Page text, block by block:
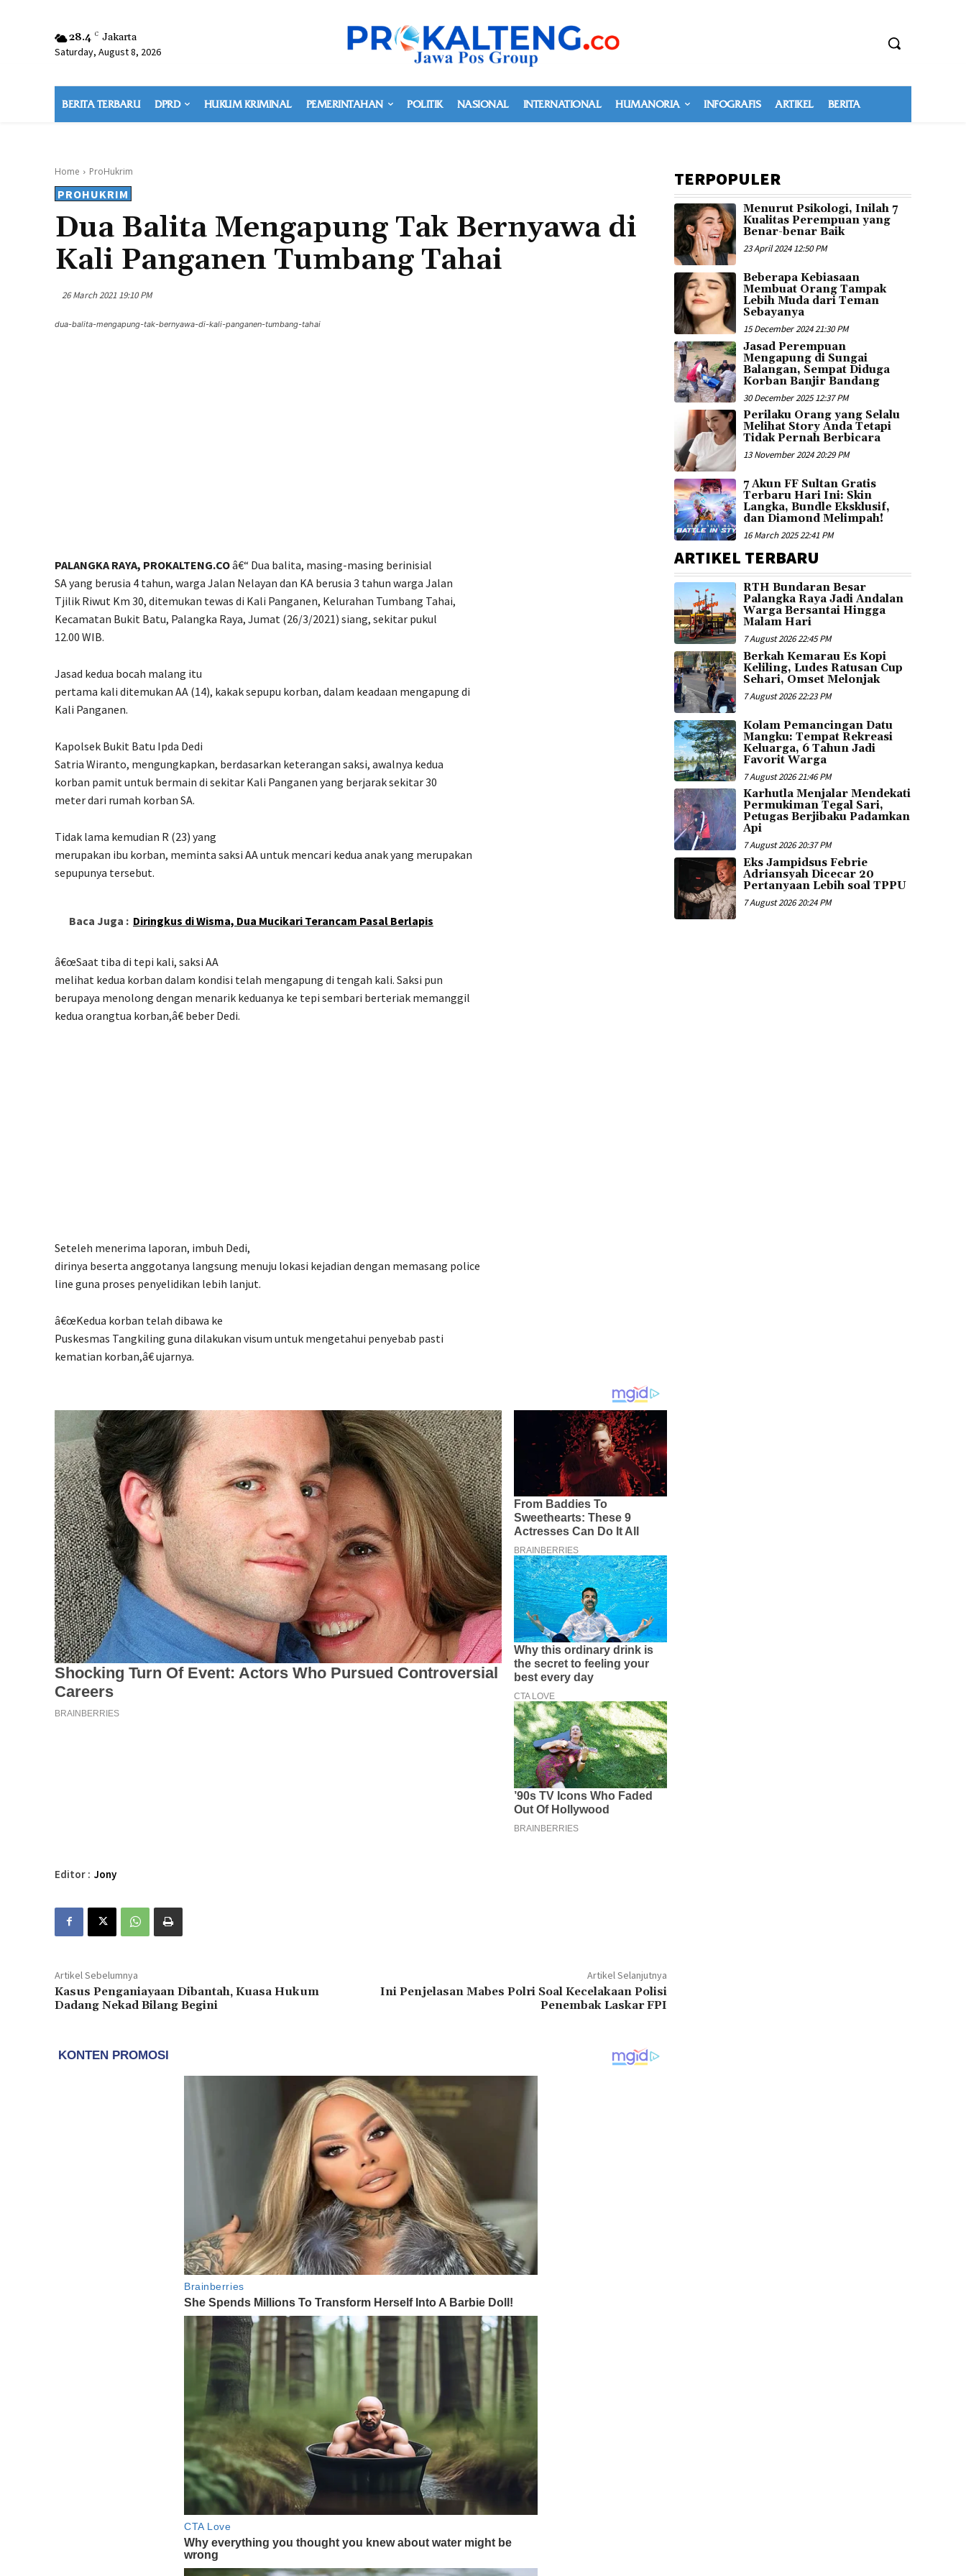
28.4 C Jakarta
Saturday, August 8, 2026
BERITA TERBARU DPRD HUKUM KRIMINAL PEMERINTAHAN POLITIK NASIONAL INTERNATIONAL HUMANORIA INFOGRAFIS ARTIKEL BERITA
Home ProHukrim
PROHUKRIM
Dua Balita Mengapung Tak Bernyawa di
Kali Panganen Tumbang Tahai
26 March 2021 19:10 PM
dua-balita-mengapung-tak-bernyawa-di-kali-panganen-tumbang-tahai
PALANGKA RAYA, PROKALTENG.COâ€“ Dua balita, masing-masing berinisial
SA yang berusia 4 tahun, warga Jalan Nelayan dan KA berusia 3 tahun warga Jalan
Tjilik Riwut Km 30, ditemukan tewas di Kali Panganen, Kelurahan Tumbang Tahai,
Kecamatan Bukit Batu, Palangka Raya, Jumat (26/3/2021) siang, sekitar pukul
12.00 WIB.
Jasad kedua bocah malang itu
pertama kali ditemukan AA (14), kakak sepupu korban, dalam keadaan mengapung di
Kali Panganen.
Kapolsek Bukit Batu Ipda Dedi
Satria Wiranto, mengungkapkan, berdasarkan keterangan saksi, awalnya kedua
korban pamit untuk bermain di sekitar Kali Panganen yang berjarak sekitar 30
meter dari rumah korban SA.
Tidak lama kemudian R (23) yang
merupakan ibu korban, meminta saksi AA untuk mencari kedua anak yang merupakan
sepupunya tersebut.
Baca Juga : Diringkus di Wisma, Dua Mucikari Terancam Pasal Berlapis
â€œSaat tiba di tepi kali, saksi AA
melihat kedua korban dalam kondisi telah mengapung di tengah kali. Saksi pun
berupaya menolong dengan menarik keduanya ke tepi sembari berteriak memanggil
kedua orangtua korban,â€ beber Dedi.
Seteleh menerima laporan, imbuh Dedi,
dirinya beserta anggotanya langsung menuju lokasi kejadian dengan memasang police
line guna proses penyelidikan lebih lanjut.
â€œKedua korban telah dibawa ke
Puskesmas Tangkiling guna dilakukan visum untuk mengetahui penyebab pasti
kematian korban,â€ ujarnya.
Editor : Jony
Artikel Sebelumnya
Kasus Penganiayaan Dibantah, Kuasa Hukum
Dadang Nekad Bilang Begini
Artikel Selanjutnya
Ini Penjelasan Mabes Polri Soal Kecelakaan Polisi
Penembak Laskar FPI
TERPOPULER
Menurut Psikologi, Inilah 7
Kualitas Perempuan yang
Benar-benar Baik
23 April 2024 12:50 PM
Beberapa Kebiasaan
Membuat Orang Tampak
Lebih Muda dari Teman
Sebayanya
15 December 2024 21:30 PM
Jasad Perempuan
Mengapung di Sungai
Balangan, Sempat Diduga
Korban Banjir Bandang
30 December 2025 12:37 PM
Perilaku Orang yang Selalu
Melihat Story Anda Tetapi
Tidak Pernah Berbicara
13 November 2024 20:29 PM
7 Akun FF Sultan Gratis
Terbaru Hari Ini: Skin
Langka, Bundle Eksklusif,
dan Diamond Melimpah!
16 March 2025 22:41 PM
ARTIKEL TERBARU
RTH Bundaran Besar
Palangka Raya Jadi Andalan
Warga Bersantai Hingga
Malam Hari
7 August 2026 22:45 PM
Berkah Kemarau Es Kopi
Keliling, Ludes Ratusan Cup
Sehari, Omset Melonjak
7 August 2026 22:23 PM
Kolam Pemancingan Datu
Mangku: Tempat Rekreasi
Keluarga, 6 Tahun Jadi
Favorit Warga
7 August 2026 21:46 PM
Karhutla Menjalar Mendekati
Permukiman Tegal Sari,
Petugas Berjibaku Padamkan
Api
7 August 2026 20:37 PM
Eks Jampidsus Febrie
Adriansyah Dicecar 20
Pertanyaan Lebih soal TPPU
7 August 2026 20:24 PM